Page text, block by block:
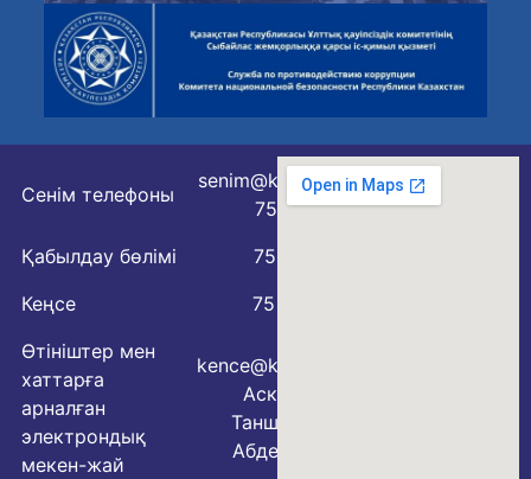
Сенім телефоны
senim@kmo.kz
75 77 76
Қабылдау бөлімі
75 79 07
Кеңсе
75 78 54
Өтініштер мен
хаттарға
арналған
электрондық
мекен-жай
kence@kmo.kz
Аскарова
Таншолпан
Абделовна